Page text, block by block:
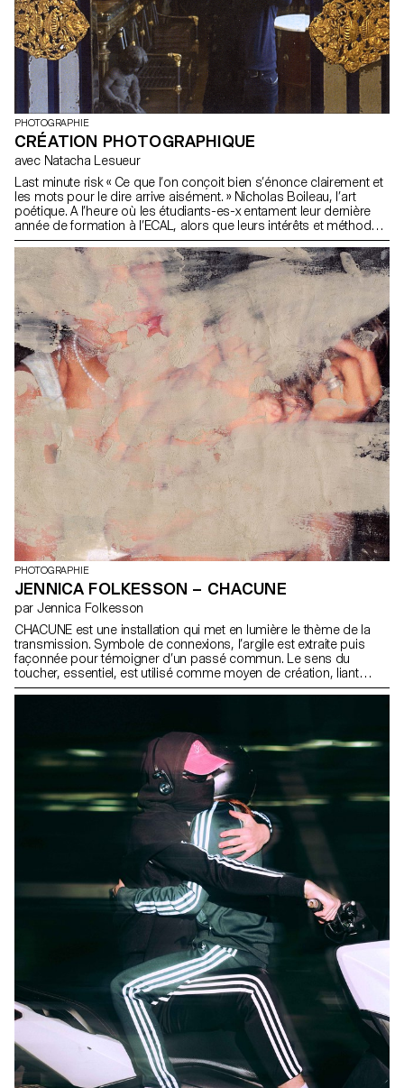
PHOTOGRAPHIE
CRÉATION PHOTOGRAPHIQUE
avec Natacha Lesueur
Last minute risk « Ce que l’on conçoit bien s’énonce clairement et
les mots pour le dire arrive aisément. » Nicholas Boileau, l’art
poétique. A l’heure où les étudiants-es-x entament leur dernière
année de formation à l’ECAL, alors que leurs intérêts et méthodes
se dessinent, il s’agit de profiter de ce dernier projet pour
remettre en cause ses propres règles, acquis, et influences, de
ne pas s’en satisfaire et de prendre des risques.
PHOTOGRAPHIE
JENNICA FOLKESSON – CHACUNE
par Jennica Folkesson
CHACUNE est une installation qui met en lumière le thème de la
transmission. Symbole de connexions, l’argile est extraite puis
façonnée pour témoigner d’un passé commun. Le sens du
toucher, essentiel, est utilisé comme moyen de création, liant
chacune d’entre nous. Chaque pièce de céramique représente
Suisse au Mexique, nous explorons ces terres qui abritent nos